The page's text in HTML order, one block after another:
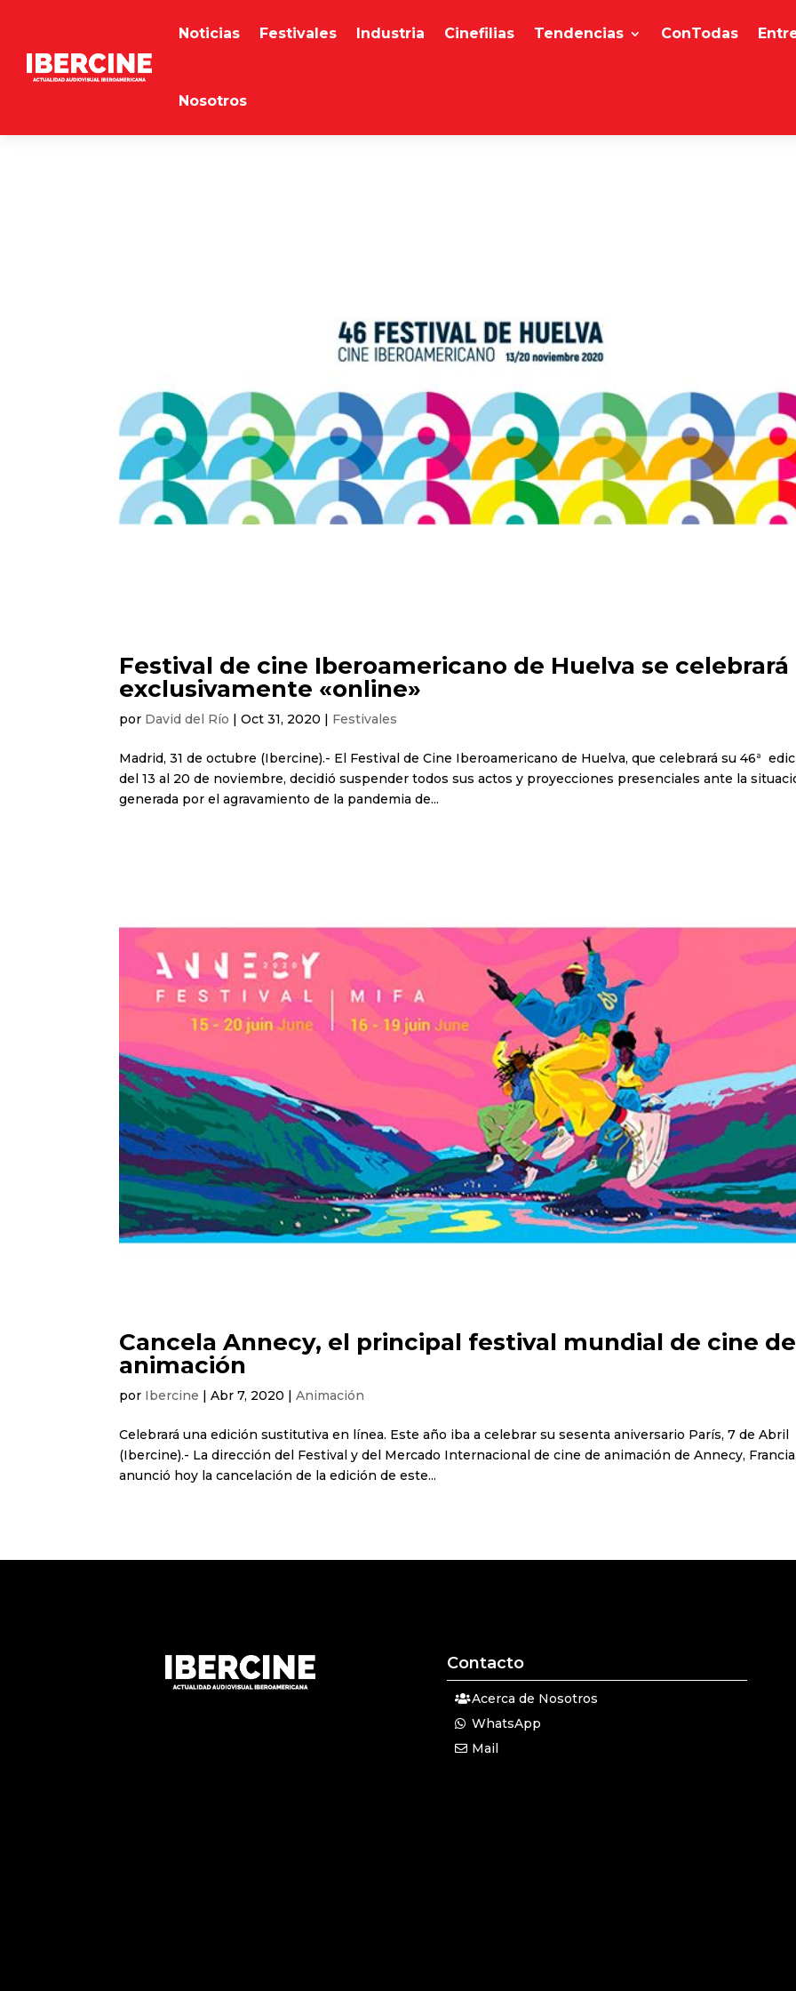
Noticias Festivales Industria Cinefilias Tendencias ConTodas
Nosotros
Festival de cine Iberoamericano de Huelva se celebrará
exclusivamente «online»
por David del Río |Oct 31, 2020 | Festivales
Madrid, 31 de octubre (Ibercine).- El Festival de Cine Iberoamericano de Huelva, que celebrará su 46ª
del 13 al 20 de noviembre, decidió suspender todos sus actos y proyecciones presenciales ante la
generada por el agravamiento de la pandemia de...
Cancela Annecy, el principal festival mundial de cine de
animación
por Ibercine |Abr 7, 2020 |Animación
Celebrará una edición sustitutiva en línea. Este año iba a celebrar su sesenta aniversario París, 7 de Abril
(Ibercine).- La dirección del Festival y del Mercado Internacional de cine de animación de Annecy,
anunció hoy la cancelación de la edición de este...
Contacto
Acerca de Nosotros
WhatsApp
Mail